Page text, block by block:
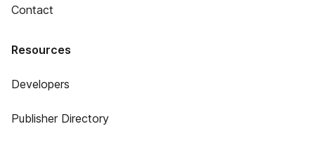
Contact
Resources
Developers
Publisher Directory